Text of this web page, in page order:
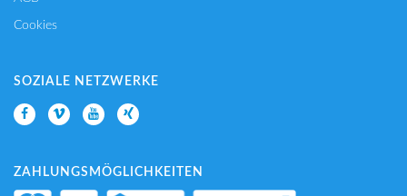
Cookies
SOZIALE NETZWERKE
ZAHLUNGSMÖGLICHKEITEN